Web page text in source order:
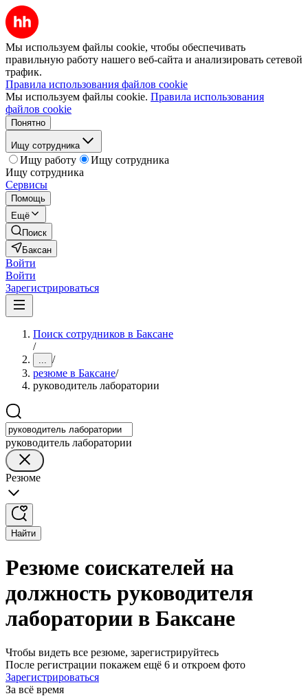
Мы используем файлы cookie, чтобы обеспечивать
правильную работу нашего веб-сайта и анализировать сетевой
трафик.
Правила использования файлов cookie
Мы используем файлы cookie. Правила использования
файлов cookie
Понятно
Ищу сотрудника
Ищу работу
Ищу сотрудника
Ищу сотрудника
Сервисы
Помощь
Ещё
Поиск
Баксан
Войти
Войти
Зарегистрироваться
Поиск сотрудников в Баксане
/
... /
резюме в Баксане/
руководитель лаборатории
руководитель лаборатории
Резюме
Найти
Резюме соискателей на
должность руководителя
лаборатории в Баксане
Чтобы видеть все резюме, зарегистрируйтесь
После регистрации покажем ещё 6 и откроем фото
Зарегистрироваться
За всё время